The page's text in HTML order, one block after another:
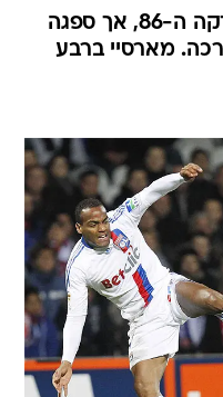
סגנית האלופה הוליכה עד לדקה ה-86, אך ספגה
והפסידה 2:1 בהארכה. מארסיי ברבע